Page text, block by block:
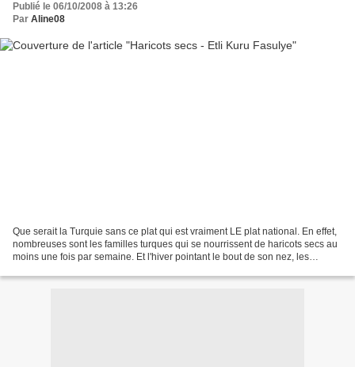
Publié le 06/10/2008 à 13:26
Par Aline08
Que serait la Turquie sans ce plat qui est vraiment LE plat national. En effet,
nombreuses sont les familles turques qui se nourrissent de haricots secs au
moins une fois par semaine. Et l'hiver pointant le bout de son nez, les